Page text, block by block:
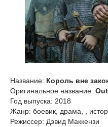
Название: Король вне
Оригинальное название:
Год выпуска: 2018
Жанр: боевик, драма, ,
Режиссер: Дэвид Маккензи